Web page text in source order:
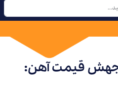
جهش قیمت آهن: